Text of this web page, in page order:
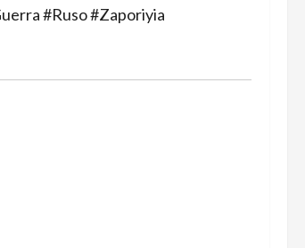
#Ruso #Zaporiyia